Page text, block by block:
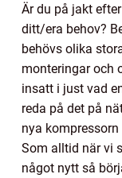
Är du på jakt
ditt/era behov?
behövs olika
monteringar och
insatt i just vad
reda på det på
nya
Som alltid när vi
något nytt så